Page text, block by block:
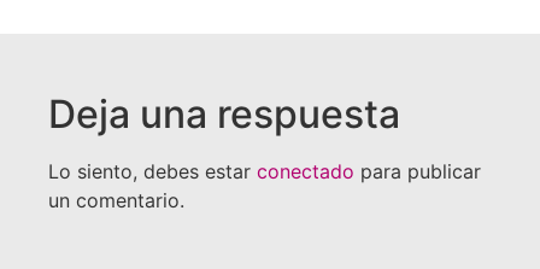
Deja una respuesta
Lo siento, debes estar conectado para publicar
un comentario.